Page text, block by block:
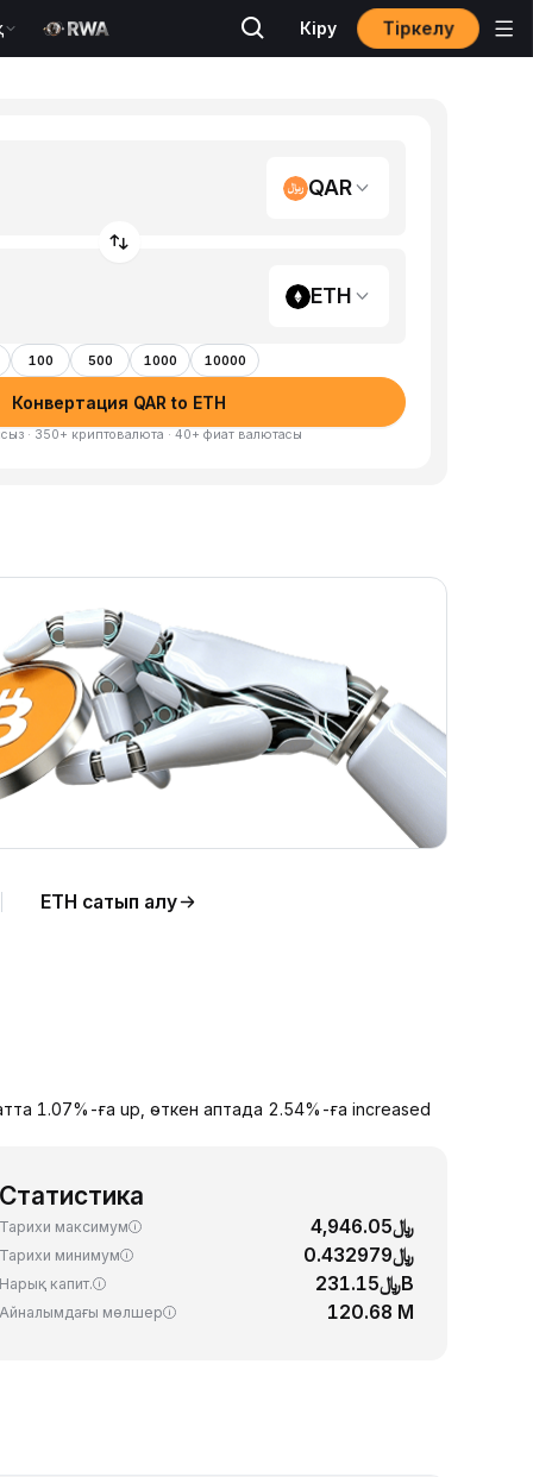
Кіру Тіркелу
QAR
ETH
100 500 1000 10000
Конвертация QAR to ETH
· 350+ криптовалюта · 40+ фиат валютасы
ETH сатып алу
1.07%-ға up, өткен аптада 2.54%-ға increased
Статистика
Тарихи максимум ﷼4,946.05
Тарихи минимум ﷼0.432979
Нарық капит. ﷼231.15B
Айналымдағы мөлшер 120.68 M